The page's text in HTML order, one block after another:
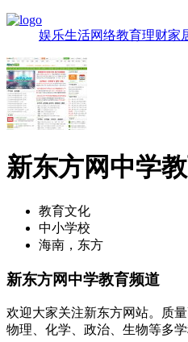
娱乐生活网络教育理财家
新东方网中学
教育文化
中小学校
海南，东方
新东方网中学教育频道
欢迎大家关注新东方网站。质
物理、化学、政治、生物等多